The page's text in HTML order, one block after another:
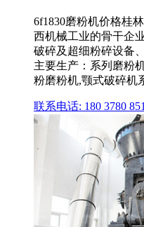
6f1830磨粉机价格桂
西机械工业的骨干企
破碎及超细粉碎设备
主要生产：系列磨粉
粉磨粉机,颚式破碎机
联系电话: 180 3780